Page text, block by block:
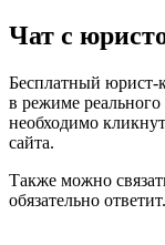
Чат с
Бесплатный юрист-
в режиме
необходимо
сайта.
Также можно
обязательно ответит.